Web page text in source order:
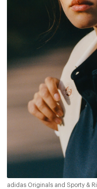
adidas Originals and Sporty &